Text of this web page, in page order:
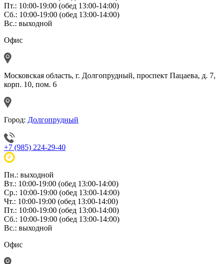
Пт.: 10:00-19:00 (обед 13:00-14:00)
Сб.: 10:00-19:00 (обед 13:00-14:00)
Вс.: выходной
Офис
Московская область, г. Долгопрудный, проспект Пацаева, д. 7,
корп. 10, пом. 6
Город: Долгопрудный
+7 (985) 224-29-40
Пн.: выходной
Вт.: 10:00-19:00 (обед 13:00-14:00)
Ср.: 10:00-19:00 (обед 13:00-14:00)
Чт.: 10:00-19:00 (обед 13:00-14:00)
Пт.: 10:00-19:00 (обед 13:00-14:00)
Сб.: 10:00-19:00 (обед 13:00-14:00)
Вс.: выходной
Офис